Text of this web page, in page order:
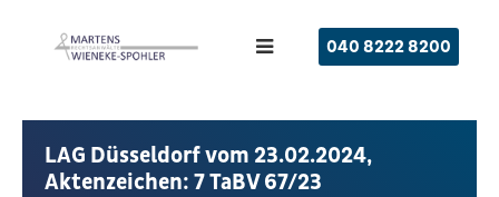
040 8222 8200
LAG Düsseldorf vom 23.02.2024,
Aktenzeichen: 7 TaBV 67/23